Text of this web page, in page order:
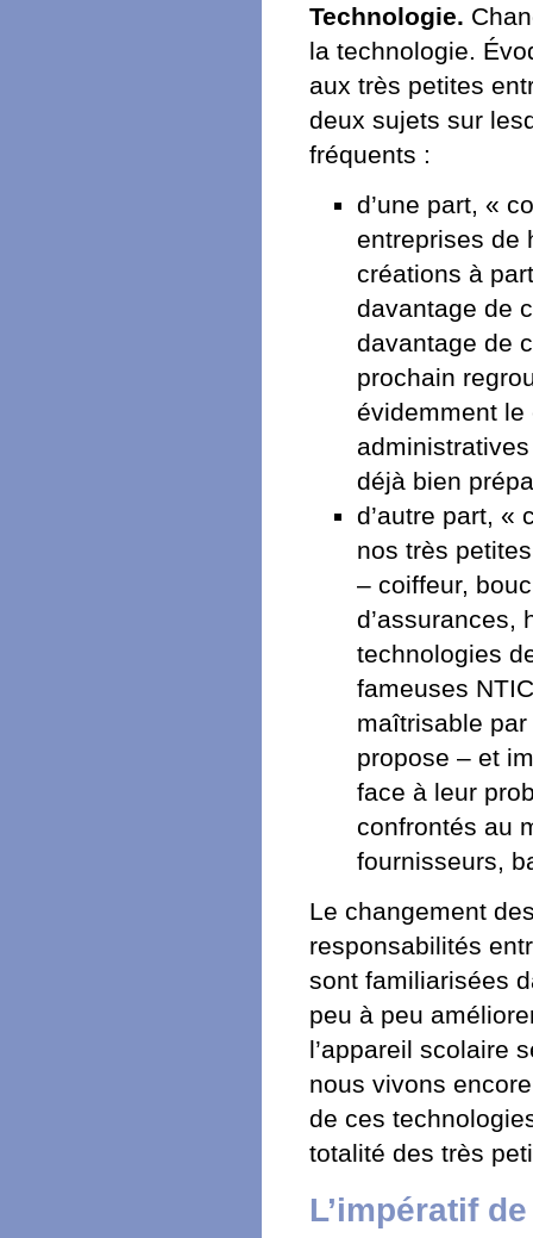
Technologie.
la technologie.
aux très petites
deux sujets sur
fréquents :
d’une part, «
entreprises de
créations à
davantage de
davantage de
prochain
évidemment le
déjà bien
d’autre part, «
nos très petites
– coiffeur,
d’assurances,
technologies
fameuses
maîtrisable
propose – et
face à leur
confrontés au
fournisseurs,
Le changement
responsabilités
sont familiarisées
peu à peu
l’appareil scolaire
nous vivons
de ces
totalité des très
L’impératif